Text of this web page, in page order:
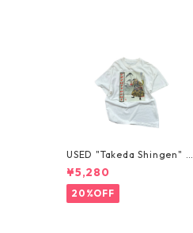
USED "Takeda Shingen" T
EE
¥5,280
20%OFF